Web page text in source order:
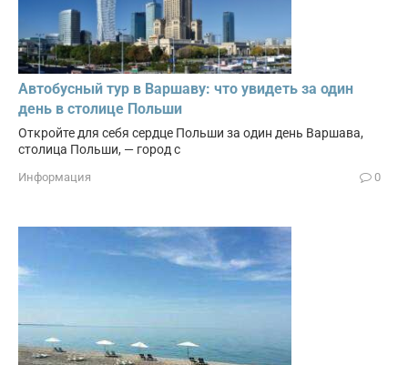
Автобусный тур в Варшаву: что увидеть за один
день в столице Польши
Откройте для себя сердце Польши за один день Варшава,
столица Польши, — город с
Информация 0